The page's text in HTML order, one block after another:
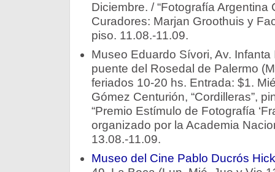
Diciembre. / “Fotografía Argentina
Curadores: Marjan Groothuis y
piso. 11.08.-11.09.
Museo Eduardo Sívori, Av.
puente del Rosedal de Palermo
feriados 10-20 hs. Entrada: $1.
Gómez Centurión, “Cordilleras”,
“Premio Estímulo de Fotografía
organizado por la Academia
13.08.-11.09.
Museo del Cine Pablo Ducrós